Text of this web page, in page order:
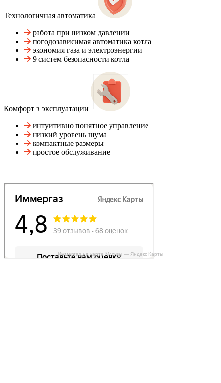
Технологичная автоматика
работа при низком давлении
погодозависимая автоматика котла
экономия газа и электроэнергии
9 систем безопасности котла
Комфорт в эксплуатации
интуитивно понятное управление
низкий уровень шума
компактные размеры
простое обслуживание
Иммергаз на карте Москвы — Яндекс Карты